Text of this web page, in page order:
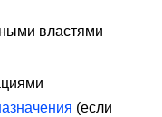
властями
(если